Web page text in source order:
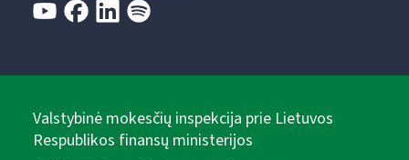
Valstybinė mokesčių inspekcija prie Lietuvos
Respublikos finansų ministerijos